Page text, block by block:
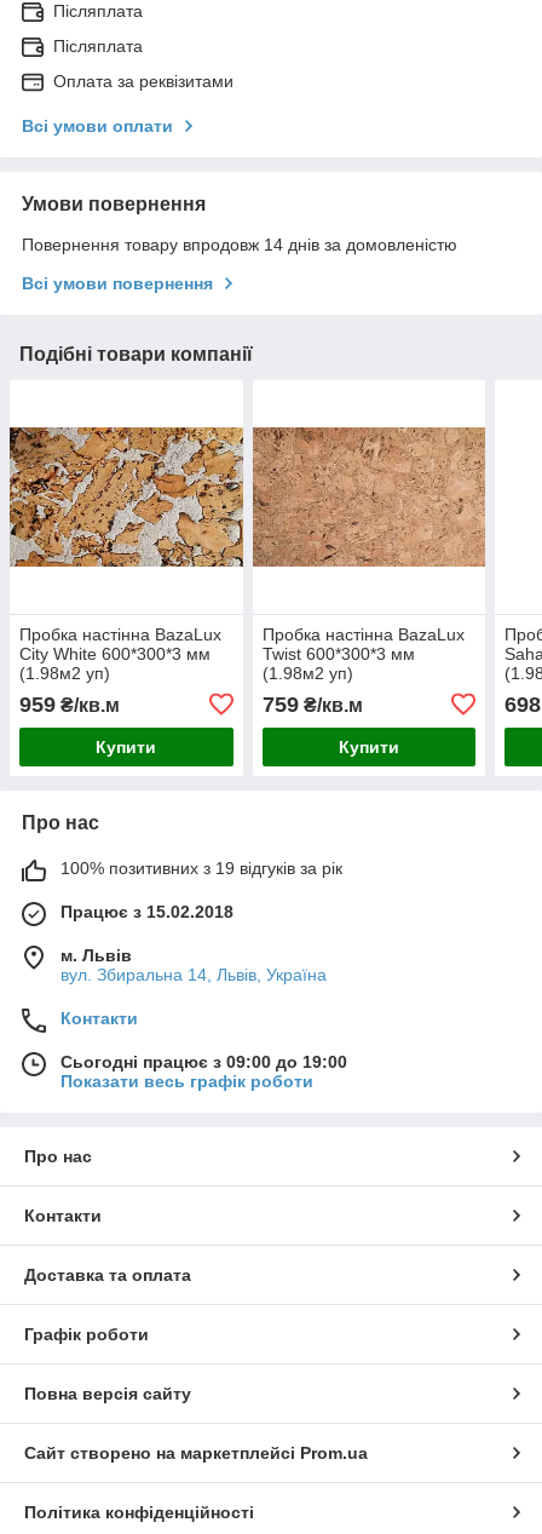
Післяплата
Післяплата
Оплата за реквізитами
Всі умови оплати
Умови повернення
Повернення товару впродовж 14 днів за домовленістю
Всі умови повернення
Подібні товари компанії
Пробка настінна BazaLux
City White 600*300*3 мм
(1.98м2 уп)
959 ₴/кв.м
Купити
Пробка настінна BazaLux
Twist 600*300*3 мм
(1.98м2 уп)
759₴/кв.м
Купити
698
Про нас
100% позитивних з 19 відгуків за рік
Працює з 15.02.2018
м. Львів
вул. Збиральна 14, Львів, Україна
Контакти
Сьогодні працює з 09:00 до 19:00
Показати весь графік роботи
Про нас
Контакти
Доставка та оплата
Графік роботи
Повна версія сайту
Сайт створено на маркетплейсі Prom.ua
Політика конфіденційності